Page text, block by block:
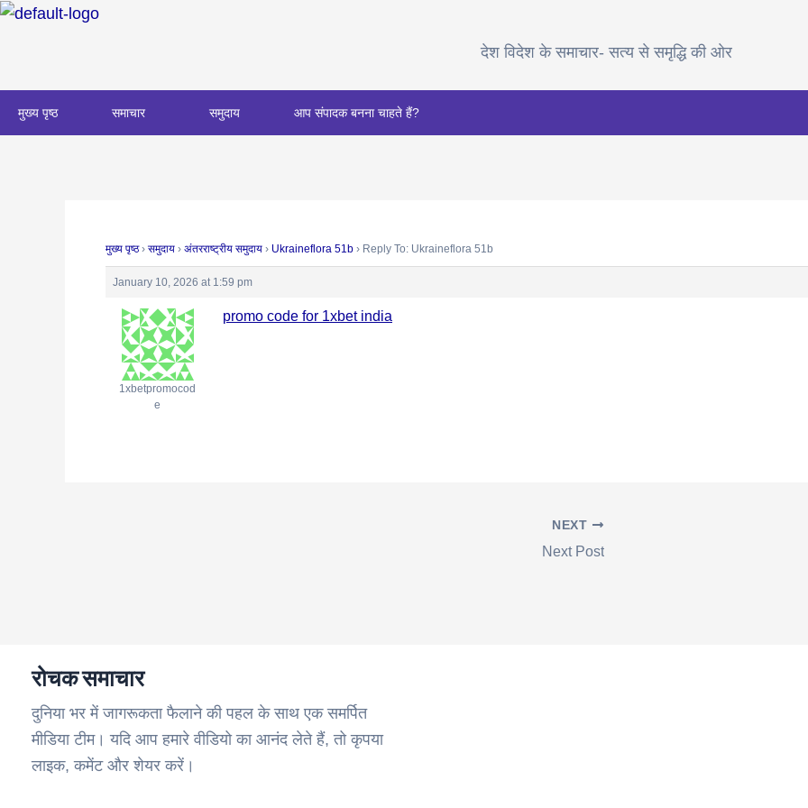
Skip
देश विदेश के समाचार- सत्य से समृद्धि की ओर
मुख्य पृष्ठ समाचार समुदाय आप संपादक बनना चाहते हैं?
मुख्य पृष्ठ › समुदाय › अंतरराष्ट्रीय समुदाय › Ukraineflora 51b › Reply To: Ukraineflora 51b
January 10, 2026 at 1:59 pm
1xbetpromocod
e
promo code for 1xbet india
Post
NEXT
Next Post
रोचक समाचार
दुनिया भर में जागरूकता फैलाने की पहल के साथ एक समर्पित
मीडिया टीम। यदि आप हमारे वीडियो का आनंद लेते हैं, तो कृपया
लाइक, कमेंट और शेयर करें।